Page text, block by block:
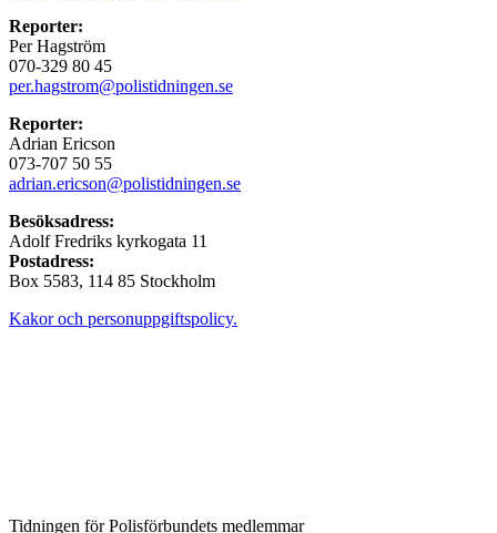
Reporter:
Per Hagström
070-329 80 45
per.hagstrom@polistidningen.se
Reporter:
Adrian Ericson
073-707 50 55
adrian.ericson@polistidningen.se
Besöksadress:
Adolf Fredriks kyrkogata 11
Postadress:
Box 5583, 114 85 Stockholm
Kakor och personuppgiftspolicy.
Tidningen för Polisförbundets medlemmar